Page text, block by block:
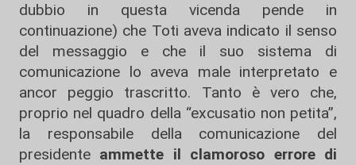
dubbio in questa vicenda pende in
continuazione) che Toti aveva indicato il senso
del messaggio e che il suo sistema di
comunicazione lo aveva male interpretato e
ancor peggio trascritto. Tanto è vero che,
proprio nel quadro della “excusatio non petita”,
la responsabile della comunicazione del
presidente ammette il clamoroso errore di